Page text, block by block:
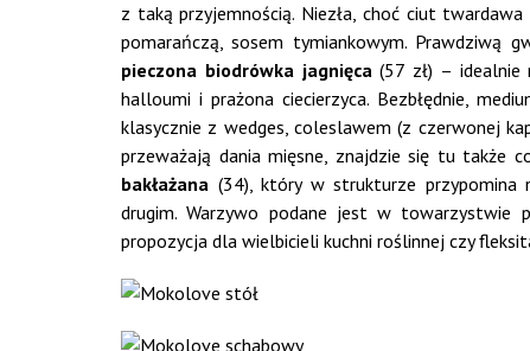
z taką przyjemnością. Niezła, choć ciut
pomarańczą, sosem tymiankowym. Prawdziwą
pieczona biodrówka jagnięca(57 zł) – idealnie
halloumi i prażona ciecierzyca. Bezbłędnie,
klasycznie z wedges, coleslawem (z czerwonej
przeważają dania mięsne, znajdzie się tu także
bakłażana (34), który w strukturze przypomina
drugim. Warzywo podane jest w towarzystwie
propozycja dla wielbicieli kuchni roślinnej czy